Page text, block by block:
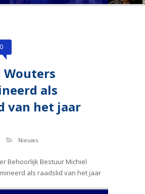
0
als
van het jaar
Nieuws
Behoorlijk Bestuur Michiel
als raadslid van het jaar